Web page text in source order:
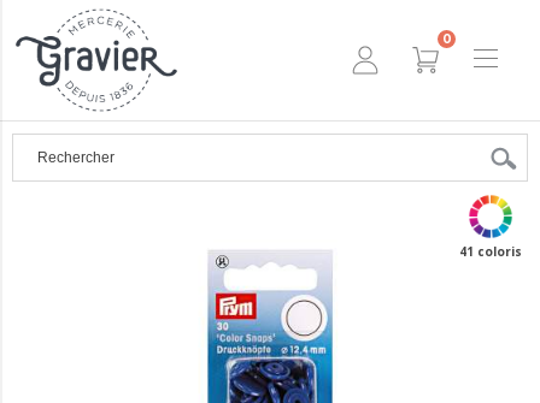
0
41 coloris